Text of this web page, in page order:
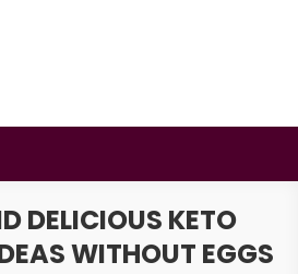
DELICIOUS KETO
WITHOUT EGGS